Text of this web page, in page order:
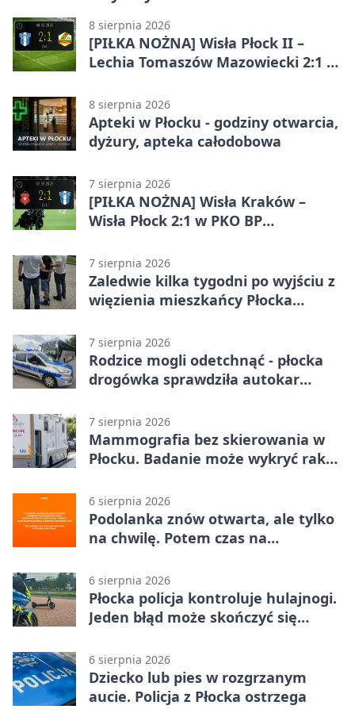
8 sierpnia 2026
[PIŁKA NOŻNA] Wisła Płock II –
Lechia Tomaszów Mazowiecki 2:1 w
8 sierpnia 2026
Apteki w Płocku - godziny otwarcia,
dyżury, apteka całodobowa
7 sierpnia 2026
[PIŁKA NOŻNA] Wisła Kraków –
Wisła Płock 2:1 w PKO BP
rozstrzygnęli mecz przed przerwą
7 sierpnia 2026
Zaledwie kilka tygodni po wyjściu z
więzienia mieszkańcy Płocka
7 sierpnia 2026
Rodzice mogli odetchnąć - płocka
drogówka sprawdziła autokar
7 sierpnia 2026
Mammografia bez skierowania w
Płocku. Badanie może wykryć raka,
6 sierpnia 2026
Podolanka znów otwarta, ale tylko
na chwilę. Potem czas na
6 sierpnia 2026
Płocka policja kontroluje hulajnogi.
Jeden błąd może skończyć się
6 sierpnia 2026
Dziecko lub pies w rozgrzanym
aucie. Policja z Płocka ostrzega